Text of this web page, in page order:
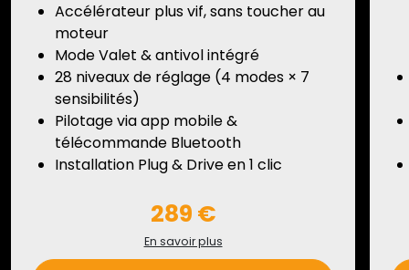
Accélérateur plus vif, sans toucher au
moteur
Mode Valet & antivol intégré
28 niveaux de réglage (4 modes × 7
sensibilités)
Pilotage via app mobile &
télécommande Bluetooth
Installation Plug & Drive en 1 clic
289 €
En savoir plus